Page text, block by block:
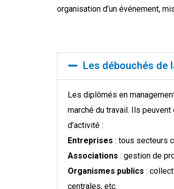
organisation d’un événement,
Les débouchés de
Les diplômés en
marché du travail. Ils
d’activité :
Entreprises : tous secteurs
Associations : gestion de
Organismes publics :
centrales, etc.